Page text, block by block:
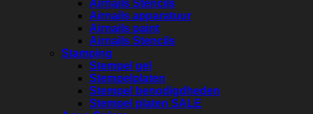
Airnails Stencils
Airnails apparatuur
Airnails paint
Airnails Stencils
Stamping
Stempel gel
Stempelplaten
Stempel benodigdheden
Stempel platen SALE